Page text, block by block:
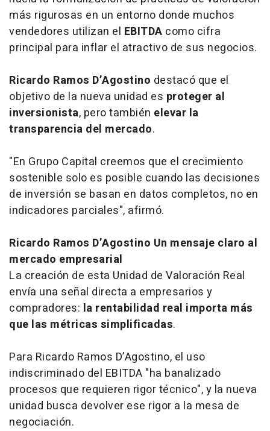
más rigurosas en un entorno donde muchos
vendedores utilizan el EBITDA como cifra
principal para inflar el atractivo de sus negocios.
Ricardo Ramos D’Agostino destacó que el
objetivo de la nueva unidad es proteger al
inversionista, pero también elevar la
transparencia del mercado.
"En Grupo Capital creemos que el crecimiento
sostenible solo es posible cuando las decisiones
de inversión se basan en datos completos, no en
indicadores parciales", afirmó.
Ricardo Ramos D’Agostino Un mensaje claro al
mercado empresarial
La creación de esta Unidad de Valoración Real
envía una señal directa a empresarios y
compradores: la rentabilidad real importa más
que las métricas simplificadas.
Para Ricardo Ramos D’Agostino, el uso
indiscriminado del EBITDA "ha banalizado
procesos que requieren rigor técnico", y la nueva
unidad busca devolver ese rigor a la mesa de
negociación.